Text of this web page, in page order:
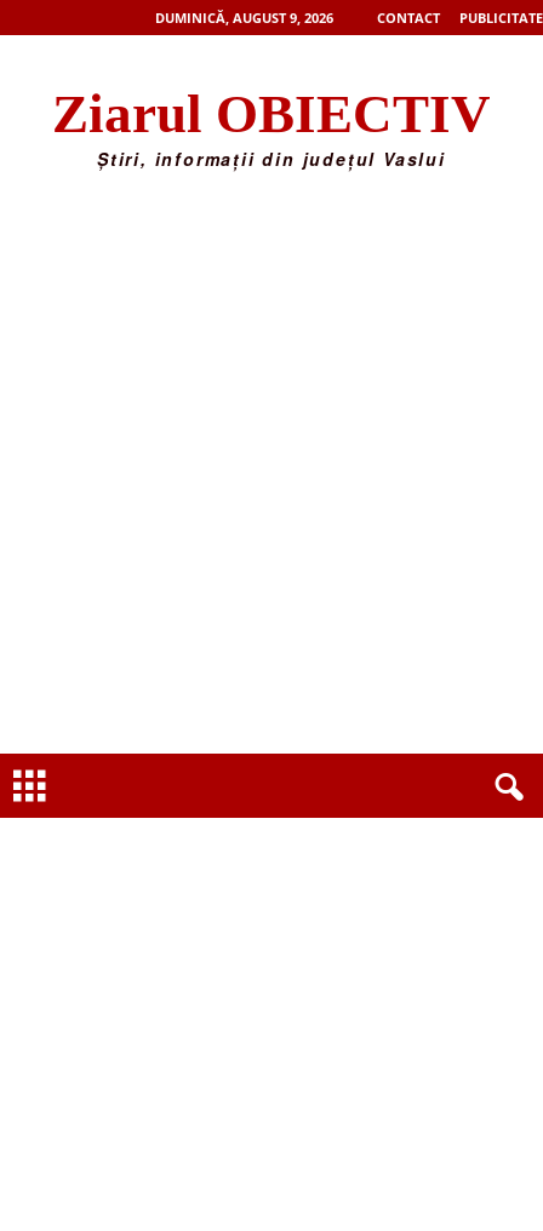
DUMINICĂ, AUGUST 9, 2026 CONTACT PUBLICITATE
Ziarul OBIECTIV
Știri, informații din județul Vaslui